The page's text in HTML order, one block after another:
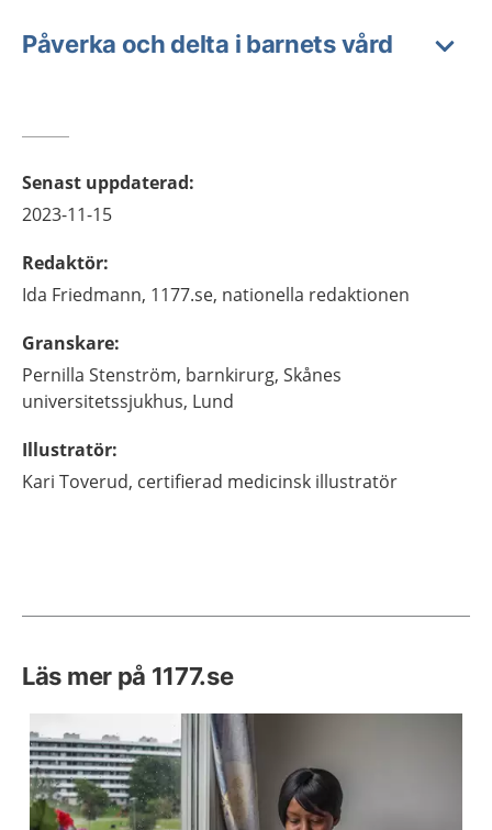
Påverka och delta i barnets vård
Senast uppdaterad:
2023-11-15
Redaktör:
Ida Friedmann, 1177.se, nationella redaktionen
Granskare:
Pernilla Stenström, barnkirurg, Skånes
universitetssjukhus, Lund
Illustratör:
Kari Toverud, certifierad medicinsk illustratör
Läs mer på 1177.se